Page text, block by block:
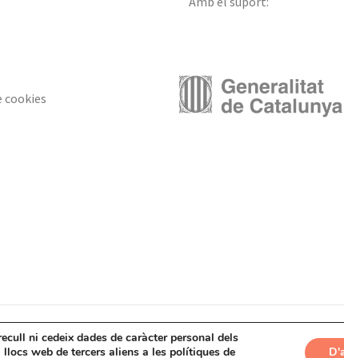
cookies
ni cedeix dades de caràcter personal dels
web de tercers aliens a les polítiques de